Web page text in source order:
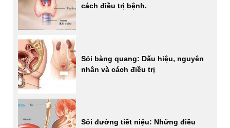
cách điều trị bệnh.
Sỏi bàng quang: Dấu hiệu, nguyên
nhân và cách điều trị
Sỏi đường tiết niệu: Những điều